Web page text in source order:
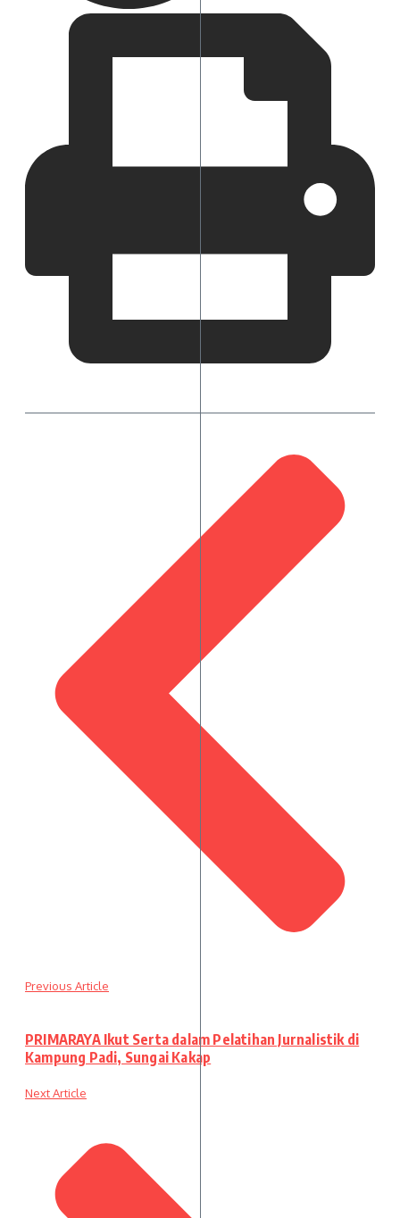
Previous Article
PRIMARAYA Ikut Serta dalam Pelatihan Jurnalistik di
Kampung Padi, Sungai Kakap
Next Article